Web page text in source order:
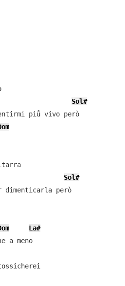
Sol#
piů vivo però
Sol#
però
La#
a meno